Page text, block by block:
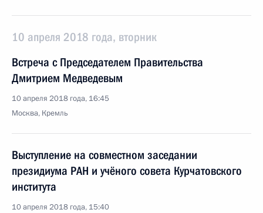
10 апреля 2018 года, вторник
Встреча с Председателем Правительства
Дмитрием Медведевым
10 апреля 2018 года, 16:45
Москва, Кремль
Выступление на совместном заседании
президиума РАН и учёного совета Курчатовского
института
10 апреля 2018 года, 15:40